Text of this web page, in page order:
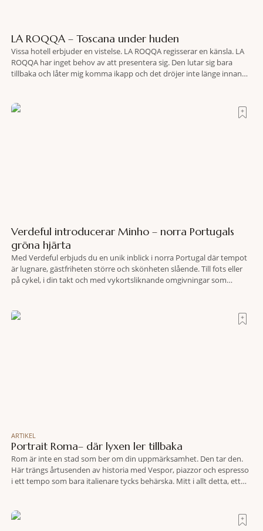
LA ROQQA – Toscana under huden
Vissa hotell erbjuder en vistelse. LA ROQQA regisserar en känsla. LA
ROQQA har inget behov av att presentera sig. Den lutar sig bara
tillbaka och låter mig komma ikapp och det dröjer inte länge innan
Verdeful introducerar Minho – norra Portugals
gröna hjärta
Med Verdeful erbjuds du en unik inblick i norra Portugal där tempot
är lugnare, gästfriheten större och skönheten slående. Till fots eller
på cykel, i din takt och med vykortsliknande omgivningar som
travel när det
ARTIKEL
Portrait Roma– där lyxen ler tillbaka
Rom är inte en stad som ber om din uppmärksamhet. Den tar den.
Här trängs årtusenden av historia med Vespor, piazzor och espresso
i ett tempo som bara italienare tycks behärska. Mitt i allt detta, ett